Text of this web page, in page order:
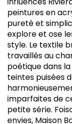
peintures en
pureté et
explore et ose
style. Le textile
travaillés au
poétique dans
teintes puisées
imparfaites de
petite série.
envies, Maison